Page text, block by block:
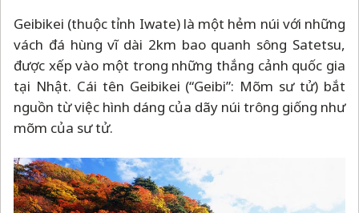
Geibikei (thuộc tỉnh Iwate) là một hẻm núi với những
vách đá hùng vĩ dài 2km bao quanh sông Satetsu,
được xếp vào một trong những thắng cảnh quốc gia
tại Nhật. Cái tên Geibikei (“Geibi”: Mõm sư tử) bắt
nguồn từ việc hình dáng của dãy núi trông giống như
mõm của sư tử.